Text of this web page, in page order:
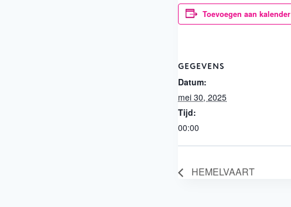
Toevoegen aan kalender
GEGEVENS
Datum:
mei 30, 2025
Tijd:
00:00
HEMELVAART